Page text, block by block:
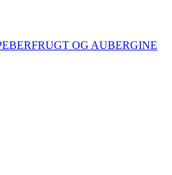
OG AUBERGINE